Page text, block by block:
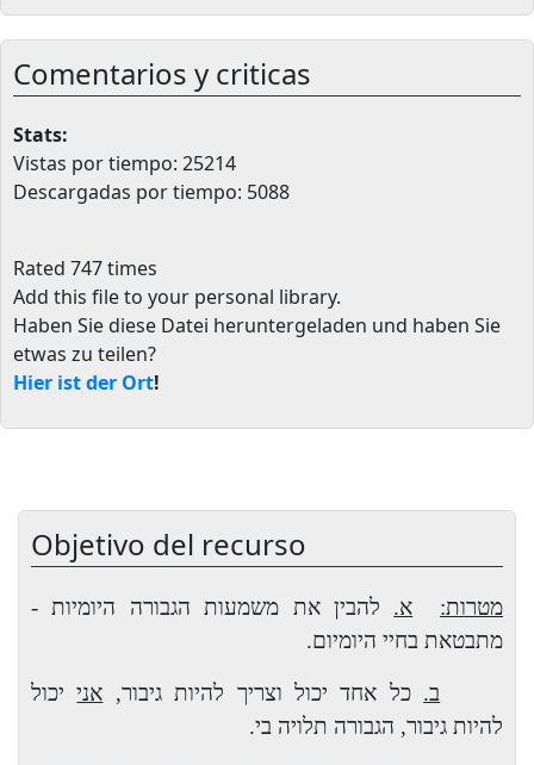
Comentarios y criticas
Stats:
Vistas por tiempo: 25214
Descargadas por tiempo: 5088
Rated 747 times
Add this file to your personal library.
Haben Sie diese Datei heruntergeladen und haben Sie
etwas zu teilen?
Hier ist der Ort!
Objetivo del recurso
מטרות: א. להבין את משמעות הגבורה היומיות -
מתבטאת בחיי היומיום.
ב. כל אחד יכול וצריך להיות גיבור, אנייכול
להיות גיבור, הגבורה תלויה בי.